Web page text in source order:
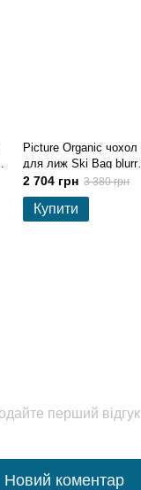
Picture Organic чохол
для лиж Ski Bag blurry
water print
2 704 грн 3 380 грн
Купити
перший відгук
Новий коментар